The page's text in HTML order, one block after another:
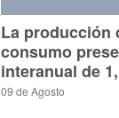
La producción
consumo
interanual de
09 de Agosto